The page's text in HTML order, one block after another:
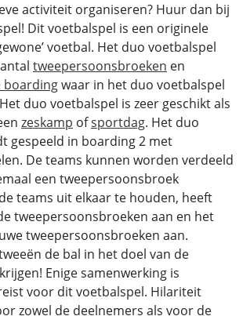
activiteit organiseren? Huur dan bij
Dit voetbalspel is een originele
voetbal. Het duo voetbalspel
tweepersoonsbroeken en
boardingwaar in het duo voetbalspel
duo voetbalspel is zeer geschikt als
zeskamp ofsportdag. Het duo
gespeeld in boarding 2 met
De teams kunnen worden verdeeld
een tweepersoonsbroek
teams uit elkaar te houden, heeft
tweepersoonsbroeken aan en het
tweepersoonsbroeken aan.
de bal in het doel van de
Enige samenwerking is
voor dit voetbalspel. Hilariteit
zowel de deelnemers als voor de